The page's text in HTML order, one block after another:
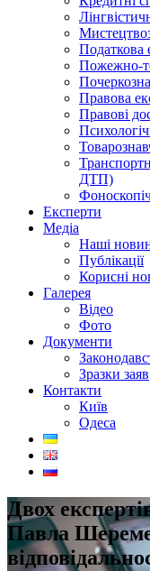
Податкова
Пожежно-
Правова
Правові
ДТП)
Експерти
Медіа
Наші
Публікації
Корисні
Галерея
Відео
Фото
Документи
Зразки заяв
Контакти
Київ
Одеса
Двох
Павла